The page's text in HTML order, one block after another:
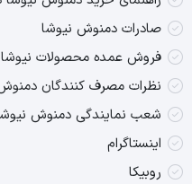
صادرات دمنوش نیوشا
فروش عمده محصولات نیوشا
نظرات مصرف کنندگان
شعب نمایندگی دمنوش
اینستاگرام
روبیکا